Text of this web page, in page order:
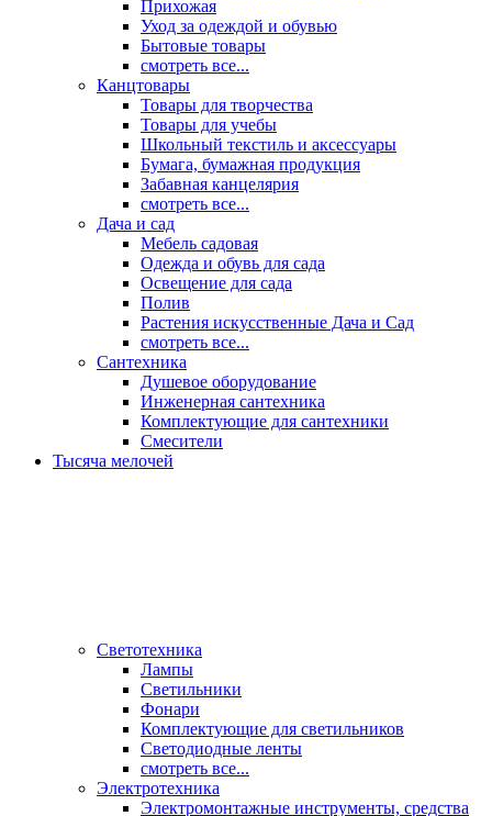
Прихожая
Уход за одеждой и обувью
Бытовые товары
смотреть все...
Канцтовары
Товары для творчества
Товары для учебы
Школьный текстиль и аксессуары
Бумага, бумажная продукция
Забавная канцелярия
смотреть все...
Дача и сад
Мебель садовая
Одежда и обувь для сада
Освещение для сада
Полив
Растения искусственные Дача и Сад
смотреть все...
Сантехника
Душевое оборудование
Инженерная сантехника
Комплектующие для сантехники
Смесители
Тысяча мелочей
Светотехника
Лампы
Светильники
Фонари
Комплектующие для светильников
Светодиодные ленты
смотреть все...
Электротехника
Электромонтажные инструменты, средства